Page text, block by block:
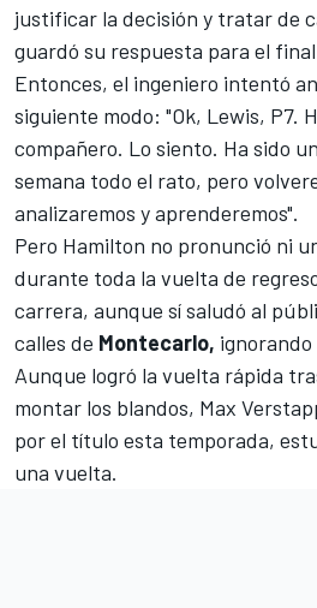
justificar la decisión y tratar de
guardó su respuesta para el
Entonces, el ingeniero intentó
siguiente modo: "Ok, Lewis, P7.
compañero. Lo siento. Ha sido
semana todo el rato, pero
analizaremos y aprenderemos".
Pero Hamilton no pronunció ni
durante toda la vuelta de
carrera, aunque sí saludó al
calles de Montecarlo, ignorando
Aunque logró la vuelta rápida
montar los blandos, Max
por el título esta temporada,
una vuelta.